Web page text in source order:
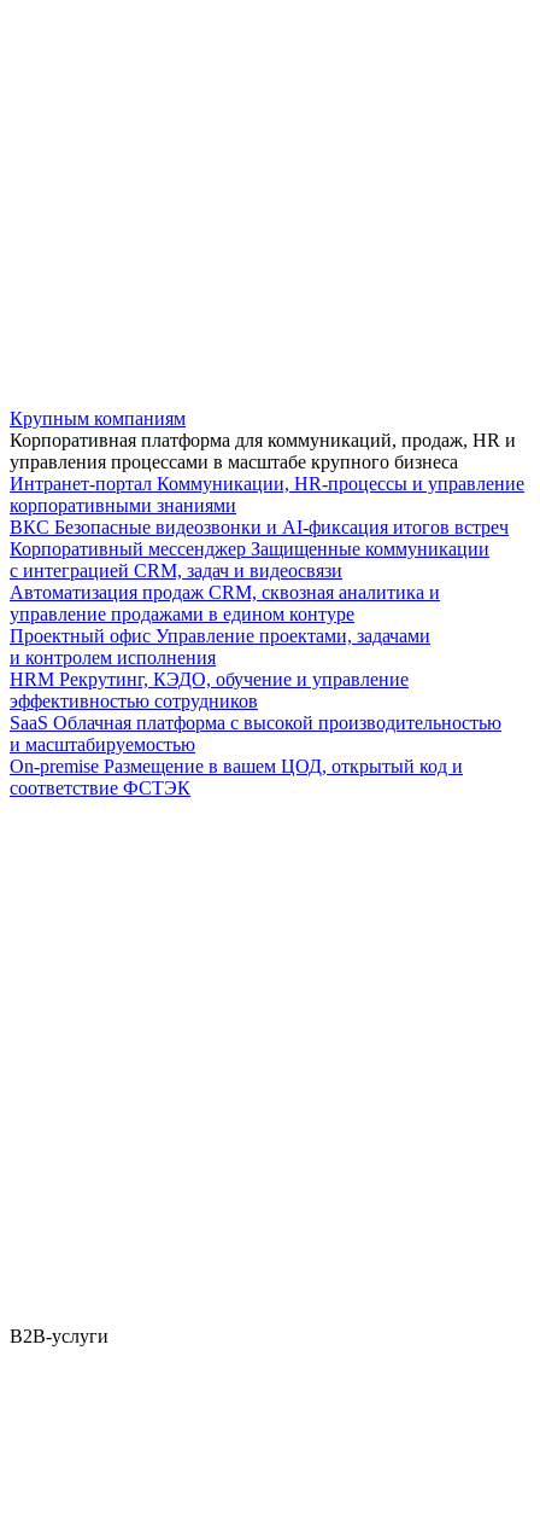
Крупным компаниям
Корпоративная платформа для коммуникаций, продаж, HR и
управления процессами в масштабе крупного бизнеса
Интранет-портал Коммуникации, HR-процессы и управление
корпоративными знаниями
ВКС Безопасные видеозвонки и AI-фиксация итогов встреч
Корпоративный мессенджер Защищенные коммуникации
с интеграцией CRM, задач и видеосвязи
Автоматизация продаж CRM, сквозная аналитика и
управление продажами в едином контуре
Проектный офис Управление проектами, задачами
и контролем исполнения
HRM Рекрутинг, КЭДО, обучение и управление
эффективностью сотрудников
SaaS Облачная платформа с высокой производительностью
и масштабируемостью
On-premise Размещение в вашем ЦОД, открытый код и
соответствие ФСТЭК
B2B-услуги